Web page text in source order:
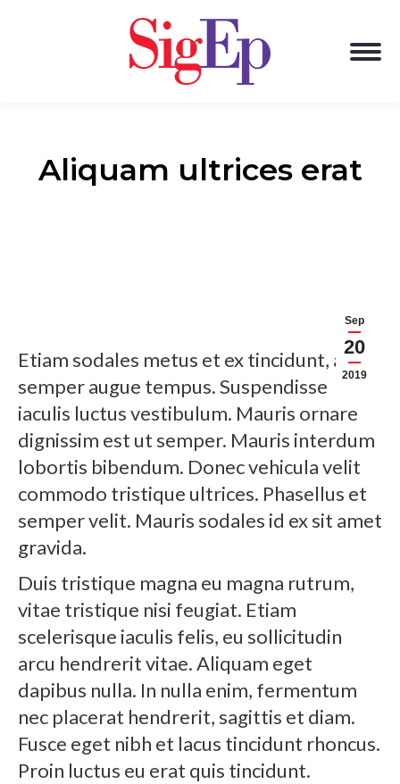
Aliquam ultrices erat
Sep
20
2019
Etiam sodales metus et ex tincidunt, at
semper augue tempus. Suspendisse
iaculis luctus vestibulum. Mauris ornare
dignissim est ut semper. Mauris interdum
lobortis bibendum. Donec vehicula velit
commodo tristique ultrices. Phasellus et
semper velit. Mauris sodales id ex sit amet
gravida.
Duis tristique magna eu magna rutrum,
vitae tristique nisi feugiat. Etiam
scelerisque iaculis felis, eu sollicitudin
arcu hendrerit vitae. Aliquam eget
dapibus nulla. In nulla enim, fermentum
nec placerat hendrerit, sagittis et diam.
Fusce eget nibh et lacus tincidunt rhoncus.
Proin luctus eu erat quis tincidunt.